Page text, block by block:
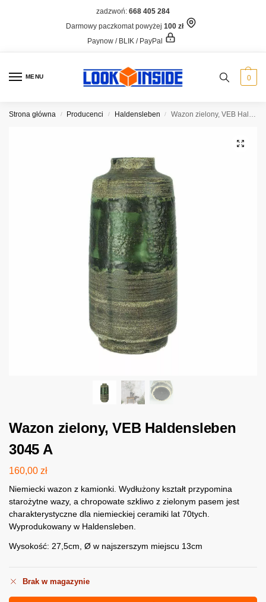
zadzwoń: 668 405 284
Darmowy paczkomat powyżej 100 zł
Paynow / BLIK / PayPal
MENU 0
Strona główna / Producenci / Haldensleben / Wazon zielony, VEB Haldensleben 3045 A
Wazon zielony, VEB Haldensleben
3045 A
160,00 zł
Niemiecki wazon z kamionki. Wydłużony kształt przypomina
starożytne wazy, a chropowate szkliwo z zielonym pasem jest
charakterystyczne dla niemieckiej ceramiki lat 70tych.
Wyprodukowany w Haldensleben.
Wysokość: 27,5cm, Ø w najszerszym miejscu 13cm
Brak w magazynie